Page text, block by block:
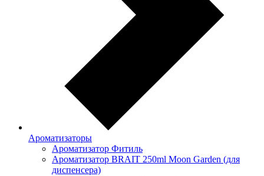
Ароматизаторы
Ароматизатор Фитиль
Ароматизатор BRAIT 250ml Moon Garden (для
диспенсера)